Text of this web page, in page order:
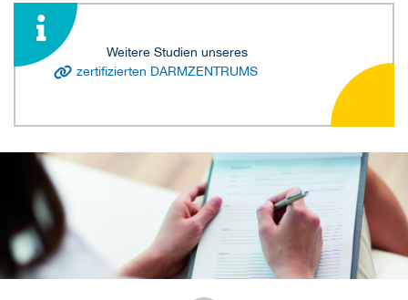
Weitere Studien unseres
zertifizierten DARMZENTRUMS